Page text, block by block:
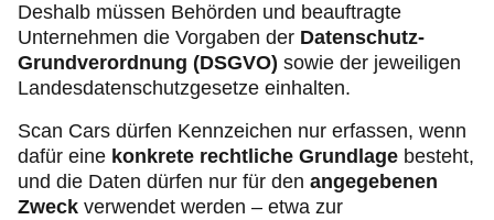
Deshalb müssen Behörden und beauftragte
Unternehmen die Vorgaben der Datenschutz-
Grundverordnung (DSGVO) sowie der jeweiligen
Landesdatenschutzgesetze einhalten.
Scan Cars dürfen Kennzeichen nur erfassen, wenn
dafür eine konkrete rechtliche Grundlage besteht,
und die Daten dürfen nur für den angegebenen
Zweck verwendet werden – etwa zur